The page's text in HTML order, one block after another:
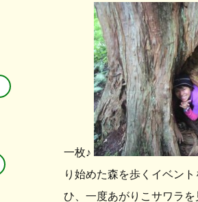
一枚♪
り始めた森を歩くイベン
ひ、一度あがりこサワラ